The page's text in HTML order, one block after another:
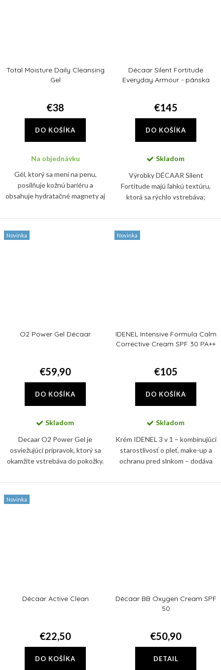
Total Moisture Daily Cleansing
Gel
€38
DO KOŠÍKA
Na objednávku
Gél, ktorý sa mení na penu,
posilňuje kožnú bariéru a
obsahuje hydratačné magnety aj
Décaar Silent Fortitude
Everyday Armour - pánska
€145
DO KOŠÍKA
Skladom
Výrobky DÉCAAR Silent
Fortitude majú ľahkú textúru,
ktorá sa rýchlo vstrebáva;
hydratujú a regenerujú.
Novinka
O2 Power Gel Décaar
€59,90
DO KOŠÍKA
Skladom
Decaar O2 Power Gel je
osviežujúci prípravok, ktorý sa
okamžite vstrebáva do pokožky.
vstrebáva a ihneď pomáha
Novinka
IDENEL Intensive Formula Calm
Corrective Cream SPF 30 PA++
€105
DO KOŠÍKA
Skladom
Krém IDENEL 3 v 1 – kombinujúci
starostlivosť o pleť, make-up a
ochranu pred slnkom – dodáva
Novinka
Décaar Active Clean
€22,50
DO KOŠÍKA
Décaar BB Oxygen Cream SPF
50
€50,90
DETAIL